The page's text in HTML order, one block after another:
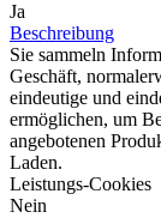
Ja
Beschreibung
Sie sammeln
Geschäft,
eindeutige und
ermöglichen, um
angebotenen
Laden.
Leistungs-Cookies
Nein